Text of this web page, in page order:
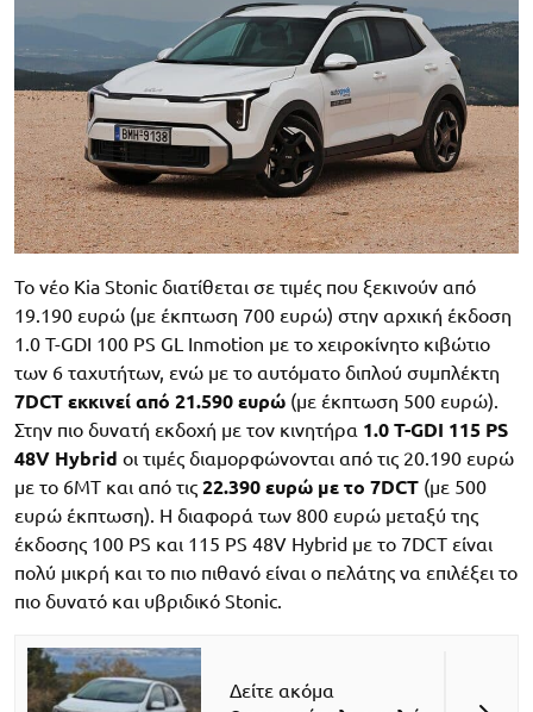
Το νέο Kia Stonic διατίθεται σε τιμές που ξεκινούν από
19.190 ευρώ (με έκπτωση 700 ευρώ) στην αρχική έκδοση
1.0 T-GDI 100 PS GL Inmotion με το χειροκίνητο κιβώτιο
των 6 ταχυτήτων, ενώ με το αυτόματο διπλού συμπλέκτη
7DCT εκκινεί από 21.590 ευρώ (με έκπτωση 500 ευρώ).
Στην πιο δυνατή εκδοχή με τον κινητήρα 1.0 T-GDI 115 PS
48V Hybrid οι τιμές διαμορφώνονται από τις 20.190 ευρώ
με το 6ΜΤ και από τις 22.390 ευρώ με το 7DCT (με 500
ευρώ έκπτωση). Η διαφορά των 800 ευρώ μεταξύ της
έκδοσης 100 PS και 115 PS 48V Hybrid με το 7DCT είναι
πολύ μικρή και το πιο πιθανό είναι ο πελάτης να επιλέξει το
πιο δυνατό και υβριδικό Stonic.
Δείτε ακόμα